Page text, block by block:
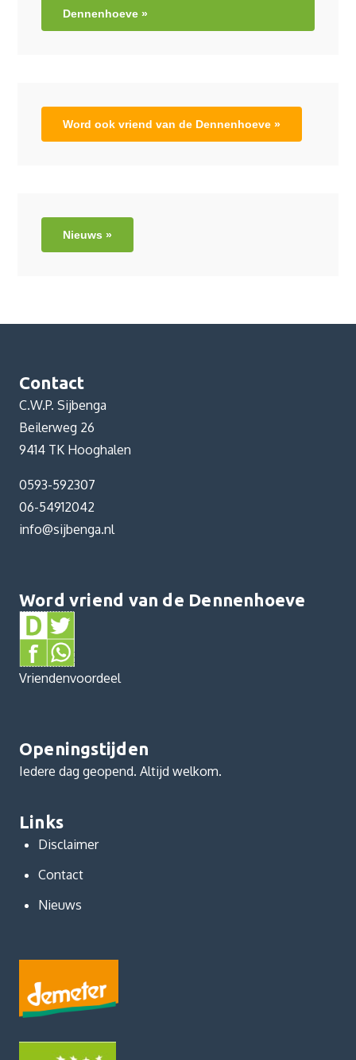
Dennenhoeve »
Word ook vriend van de Dennenhoeve »
Nieuws »
Contact
C.W.P. Sijbenga
Beilerweg 26
9414 TK Hooghalen
0593-592307
06-54912042
info@sijbenga.nl
Word vriend van de Dennenhoeve
Vriendenvoordeel
Openingstijden
Iedere dag geopend. Altijd welkom.
Links
Disclaimer
Contact
Nieuws